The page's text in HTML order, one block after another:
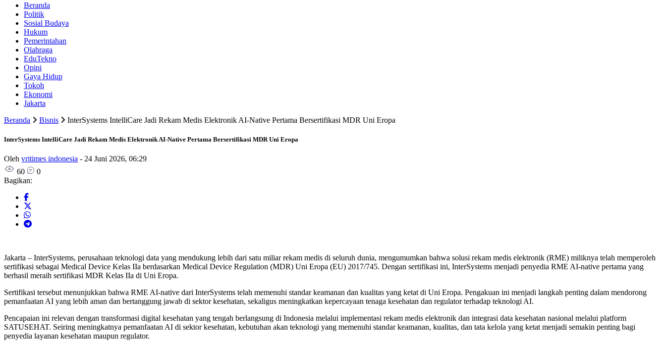
Beranda
Politik
Sosial Budaya
Hukum
Pemerintahan
Olahraga
EduTekno
Opini
Gaya Hidup
Tokoh
Ekonomi
Jakarta
Beranda
Bisnis InterSystems IntelliCare Jadi Rekam Medis Elektronik AI-Native Pertama Bersertifikasi MDR Uni Eropa
InterSystems IntelliCare Jadi Rekam Medis Elektronik AI-Native Pertama Bersertifikasi MDR Uni Eropa
Oleh vritimes indonesia - 24 Juni 2026, 06:29
60
0
Bagikan:
Jakarta – InterSystems, perusahaan teknologi data yang mendukung lebih dari satu miliar rekam medis di seluruh dunia, mengumumkan bahwa solusi rekam medis elektronik (RME) miliknya telah memperoleh
sertifikasi sebagai Medical Device Kelas IIa berdasarkan Medical Device Regulation (MDR) Uni Eropa (EU) 2017/745. Dengan sertifikasi ini, InterSystems menjadi penyedia RME AI-native pertama yang
berhasil meraih sertifikasi MDR Kelas IIa di Uni Eropa.
Sertifikasi tersebut menunjukkan bahwa RME AI-native dari InterSystems telah memenuhi standar keamanan dan kualitas yang ketat di Uni Eropa. Pengakuan ini menjadi langkah penting dalam mendorong
pemanfaatan AI yang lebih aman dan bertanggung jawab di sektor kesehatan, sekaligus meningkatkan kepercayaan tenaga kesehatan dan regulator terhadap teknologi AI.
Pencapaian ini relevan dengan transformasi digital kesehatan yang tengah berlangsung di Indonesia melalui implementasi rekam medis elektronik dan integrasi data kesehatan nasional melalui platform
SATUSEHAT. Seiring meningkatnya pemanfaatan AI di sektor kesehatan, kebutuhan akan teknologi yang memenuhi standar keamanan, kualitas, dan tata kelola yang ketat menjadi semakin penting bagi
penyedia layanan kesehatan maupun regulator.